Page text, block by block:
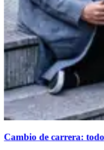
Cambio de carrera: